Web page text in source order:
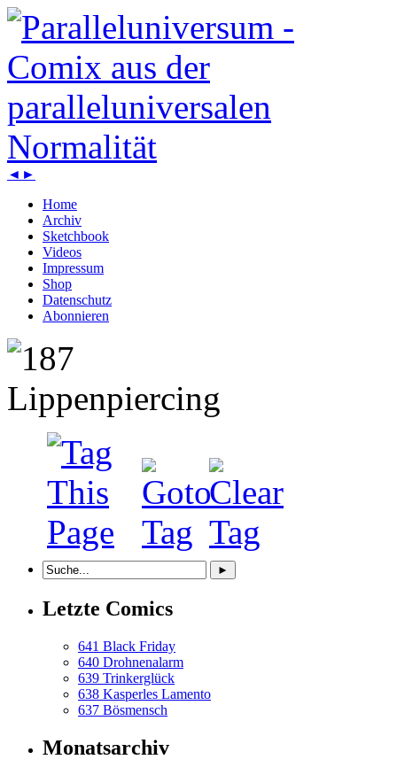
◄ ►
Home
Archiv
Sketchbook
Videos
Impressum
Shop
Datenschutz
Abonnieren
Letzte Comics
641 Black Friday
640 Drohnenalarm
639 Trinkerglück
638 Kasperles Lamento
637 Bösmensch
Monatsarchiv